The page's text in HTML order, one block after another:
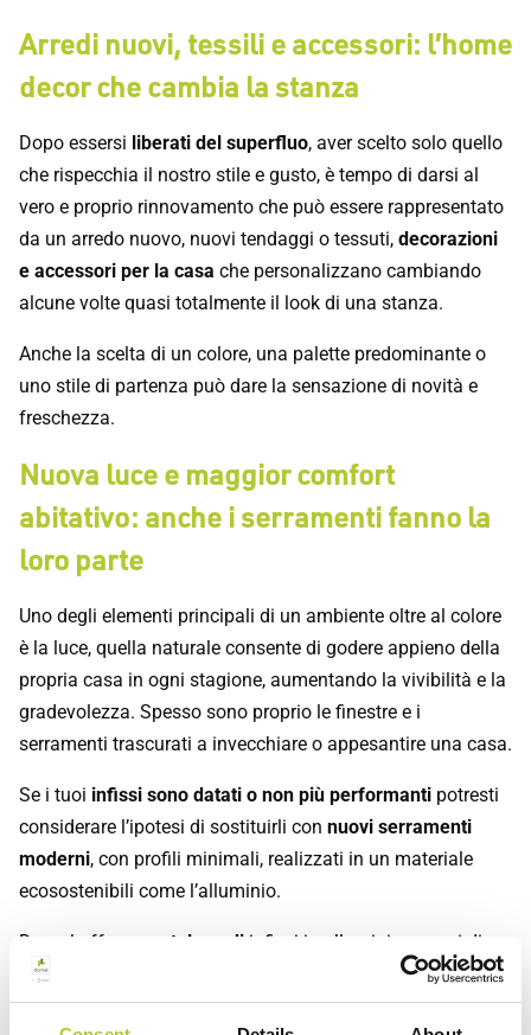
Arredi nuovi, tessili e accessori: l’home
decor che cambia la stanza
Dopo essersi liberati del superfluo, aver scelto solo quello
che rispecchia il nostro stile e gusto, è tempo di darsi al
vero e proprio rinnovamento che può essere rappresentato
da un arredo nuovo, nuovi tendaggi o tessuti, decorazioni
e accessori per la casa che personalizzano cambiando
alcune volte quasi totalmente il look di una stanza.
Anche la scelta di un colore, una palette predominante o
uno stile di partenza può dare la sensazione di novità e
freschezza.
Nuova luce e maggior comfort
abitativo: anche i serramenti fanno la
loro parte
Uno degli elementi principali di un ambiente oltre al colore
è la luce, quella naturale consente di godere appieno della
propria casa in ogni stagione, aumentando la vivibilità e la
gradevolezza. Spesso sono proprio le finestre e i
serramenti trascurati a invecchiare o appesantire una casa.
Se i tuoi infissi sono datati o non più performanti potresti
considerare l’ipotesi di sostituirli con nuovi serramenti
moderni, con profili minimali, realizzati in un materiale
ecosostenibili come l’alluminio.
Domal offre un catalogo di infissi in alluminio
capaci di
venire incontro a qualsiasi esigenza abitativa, stile e gusto.
Grazie al configuratore 3D online di Domal e ai Maestri